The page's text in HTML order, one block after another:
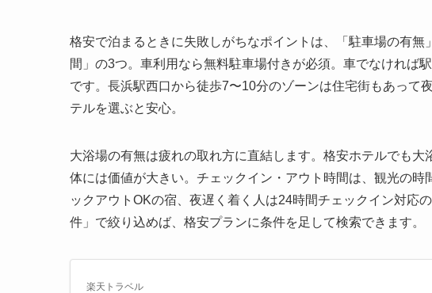
格安で泊まるときに失敗しがちなポイントは、「駐車場の有
間」の3つ。車利用なら無料駐車場付きが必須。車でなければ
です。長浜駅西口から徒歩7〜10分のゾーンは住宅街もあって
テルを選ぶと安心。
大浴場の有無は疲れの取れ方に直結します。格安ホテルでも
体には価値が大きい。チェックイン・アウト時間は、観光の
ックアウトOKの宿、夜遅く着く人は24時間チェックイン対応の
件」で絞り込めば、格安プランに条件を足して検索できます。
楽天トラベル